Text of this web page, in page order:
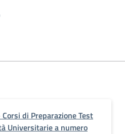
di Preparazione Test
Universitarie a numero